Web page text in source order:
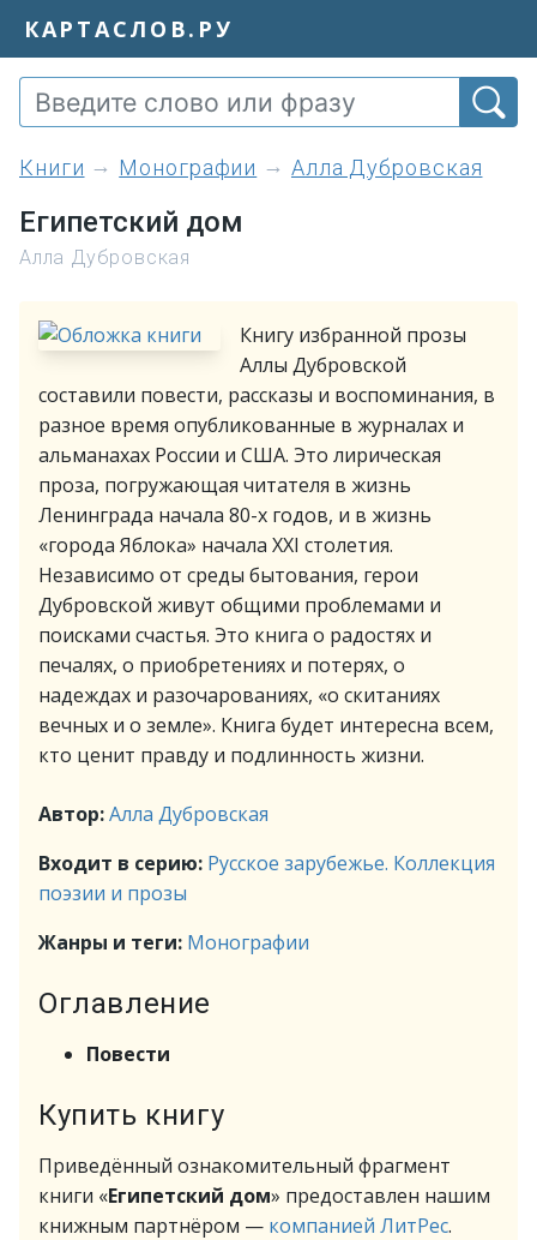
КАРТАСЛОВ.РУ
книги Монографии Алла Дубровская
Египетский дом
Алла Дубровская
Книгу избранной прозы
Аллы Дубровской
составили повести, рассказы и воспоминания, в
разное время опубликованные в журналах и
альманахах России и США. Это лирическая
проза, погружающая читателя в жизнь
Ленинграда начала 80-х годов, и в жизнь
«города Яблока» начала XXI столетия.
Независимо от среды бытования, герои
Дубровской живут общими проблемами и
поисками счастья. Это книга о радостях и
печалях, о приобретениях и потерях, о
надеждах и разочарованиях, «о скитаниях
вечных и о земле». Книга будет интересна всем,
кто ценит правду и подлинность жизни.
Автор:Алла Дубровская
Входит в серию: Русское зарубежье. Коллекция
поэзии и прозы
Жанры и теги: Монографии
Оглавление
Повести
Купить книгу
Приведённый ознакомительный фрагмент
книги «Египетский дом» предоставлен нашим
книжным партнёром — компанией ЛитРес.